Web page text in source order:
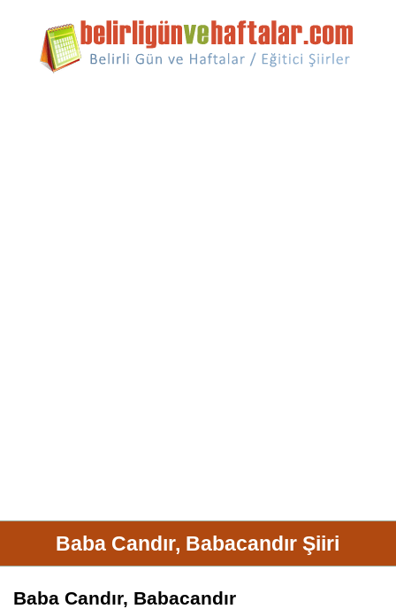
Baba Candır, Babacandır Şiiri
Baba Candır, Babacandır